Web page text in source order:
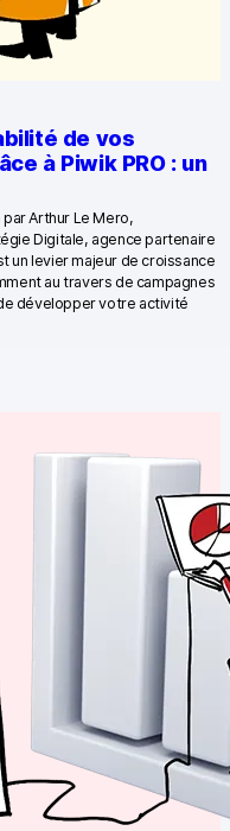
de vos
à Piwik PRO : un
Arthur Le Mero,
Digitale, agence partenaire
un levier majeur de croissance
au travers de campagnes
développer votre activité